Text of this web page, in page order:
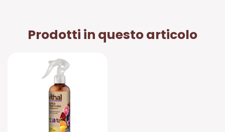
Prodotti in questo articolo